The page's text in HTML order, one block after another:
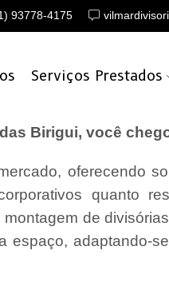
93778-4175
Serviços Prestados
Birigui, você
oferecendo
quanto
de
espaço, adaptando-